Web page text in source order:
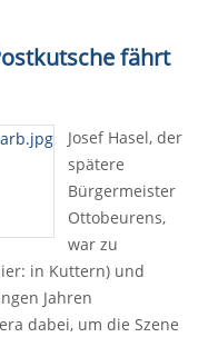
fährt
Josef Hasel, der
spätere
Bürgermeister
Ottobeurens,
war zu
in Kuttern) und
Jahren
dabei, um die Szene